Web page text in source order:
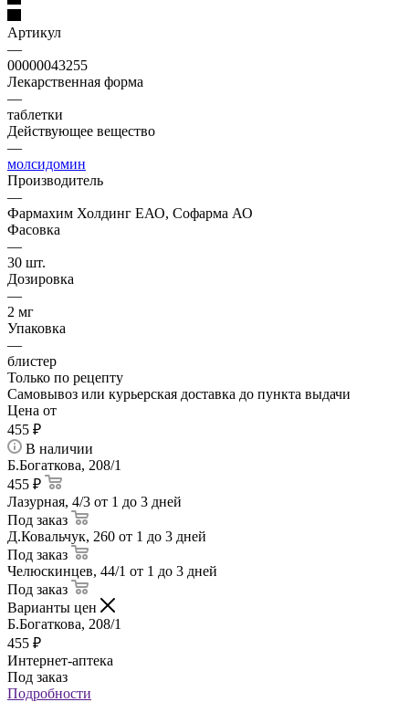
Артикул
—
00000043255
Лекарственная форма
—
таблетки
Действующее вещество
—
молсидомин
Производитель
—
Фармахим Холдинг ЕАО, Софарма АО
Фасовка
—
30 шт.
Дозировка
—
2 мг
Упаковка
—
блистер
Только по рецепту
Самовывоз или курьерская доставка до пункта выдачи
Цена от
455 ₽
В наличии
Б.Богаткова, 208/1
455 ₽
Лазурная, 4/3 от 1 до 3 дней
Под заказ
Д.Ковальчук, 260 от 1 до 3 дней
Под заказ
Челюскинцев, 44/1 от 1 до 3 дней
Под заказ
Варианты цен
Б.Богаткова, 208/1
455 ₽
Интернет-аптека
Под заказ
Подробности